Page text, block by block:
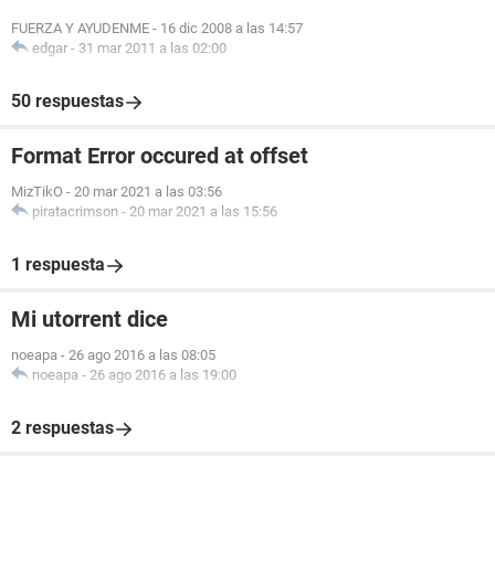
FUERZA Y AYUDENME - 16 dic 2008 a las 14:57
edgar - 31 mar 2011 a las 02:00
50 respuestas
Format Error occured at offset
MizTikO - 20 mar 2021 a las 03:56
piratacrimson - 20 mar 2021 a las 15:56
1 respuesta
Mi utorrent dice
noeapa - 26 ago 2016 a las 08:05
noeapa - 26 ago 2016 a las 19:00
2 respuestas